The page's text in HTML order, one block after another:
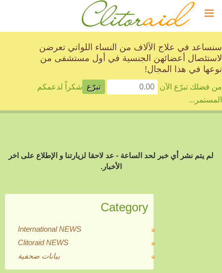
≡
سنساعد في علاج الآلاف من النساء اللواتي تعرضن
لاستئصال أعضائهن الجنسية في أول مستشفى من
نوعها في هذا المجال!
من فضلك تبرّع الآن
شكراً لدعمكم
المستمر...
لم يتم نشر أي خبر لحد الساعة - عد لاحقا لزيارتنا و الإطلاع على اخر
الأخبار.
Category
International NEWS
Clitoraid NEWS
بيانات صحفية